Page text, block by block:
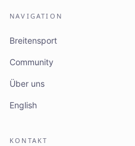
NAVIGATION
Breitensport
Community
Über uns
English
KONTAKT